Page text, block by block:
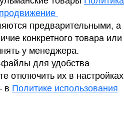
предварительными, а
конкретного товара или
у менеджера.
файлы для удобства
отключить их в настройках
в Политике использования